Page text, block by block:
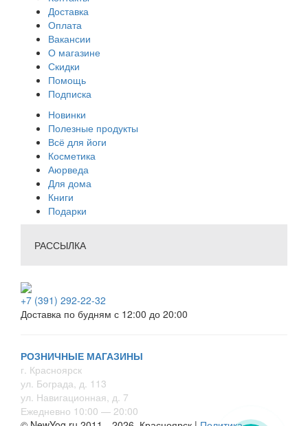
Доставка
Оплата
Вакансии
О магазине
Скидки
Помощь
Подписка
Новинки
Полезные продукты
Всё для йоги
Косметика
Аюрведа
Для дома
Книги
Подарки
РАССЫЛКА
+7 (391) 292-22-32
Доставка по будням с 12:00 до 20:00
РОЗНИЧНЫЕ МАГАЗИНЫ
г. Красноярск
ул. Бограда, д. 113
ул. Навигационная, д. 7
Ежедневно 10:00 — 20:00